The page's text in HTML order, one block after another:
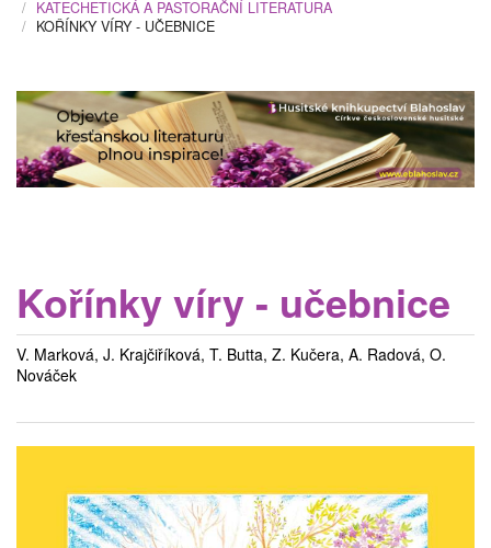
KATECHETICKÁ A PASTORAČNÍ LITERATURA
KOŘÍNKY VÍRY - UČEBNICE
Kořínky víry - učebnice
V. Marková, J. Krajčiříková, T. Butta, Z. Kučera, A. Radová, O.
Nováček